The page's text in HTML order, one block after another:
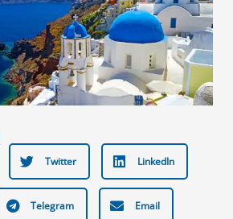
Twitter LinkedIn
Telegram Email